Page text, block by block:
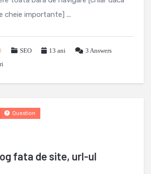
cheie importante] ...
SEO 13 ani 3 Answers
fata de site, url-ul
Question